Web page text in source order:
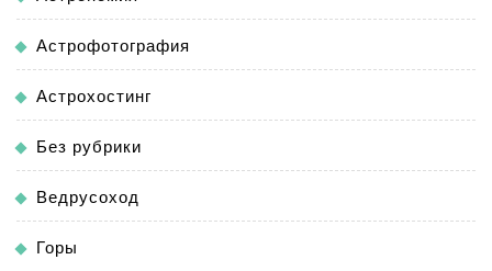
Астрофотография
Астрохостинг
Без рубрики
Ведрусоход
Горы